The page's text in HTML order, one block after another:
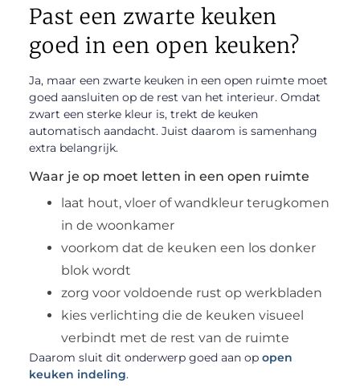
Past een zwarte keuken
goed in een open keuken?
Ja, maar een zwarte keuken in een open ruimte moet
goed aansluiten op de rest van het interieur. Omdat
zwart een sterke kleur is, trekt de keuken
automatisch aandacht. Juist daarom is samenhang
extra belangrijk.
Waar je op moet letten in een open ruimte
laat hout, vloer of wandkleur terugkomen
in de woonkamer
voorkom dat de keuken een los donker
blok wordt
zorg voor voldoende rust op werkbladen
kies verlichting die de keuken visueel
verbindt met de rest van de ruimte
Daarom sluit dit onderwerp goed aan op open
keuken indeling.